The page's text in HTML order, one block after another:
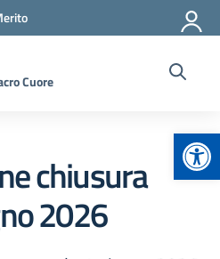
Cuore
chiusura
2026